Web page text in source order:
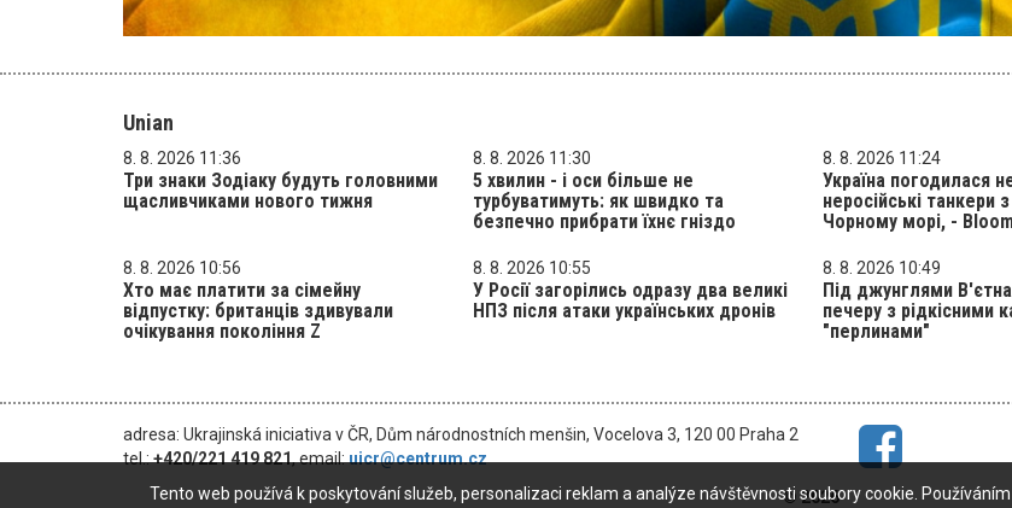
Unian
8. 8. 2026 11:36
Три знаки Зодіаку будуть головними
щасливчиками нового тижня
8. 8. 2026 11:30
5 хвилин - і оси більше не
турбуватимуть: як швидко та
безпечно прибрати їхнє гніздо
8. 8. 2026 11:24
Україна погодилася
неросійські танкери
Чорному морі, -
8. 8. 2026 10:56
Хто має платити за сімейну
відпустку: британців здивували
очікування покоління Z
8. 8. 2026 10:55
У Росії загорілись одразу два великі
НПЗ після атаки українських дронів
8. 8. 2026 10:49
Під джунглями
печеру з рідкісними
"перлинами"
adresa: Ukrajinská iniciativa v ČR, Dům národnostních menšin, Vocelova 3, 120 00 Praha 2
tel.:+420/221 419 821, email:uicr@centrum.cz
© 2026
Tento web používá k poskytování služeb, personalizaci reklam a analýze návštěvnosti soubory cookie.